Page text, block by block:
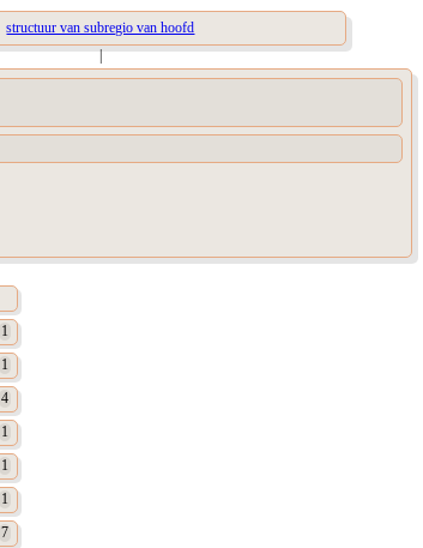
structuur van subregio van hoofd
|
1
1
4
1
1
1
7